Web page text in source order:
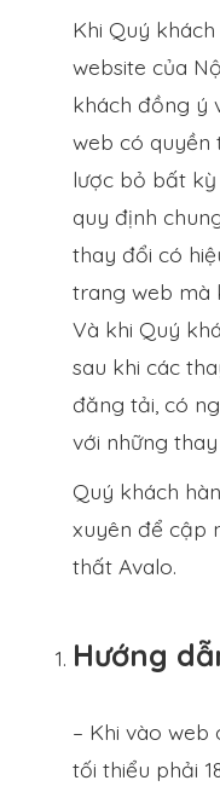
Khi Quý
website của
khách đồng ý
web có quyền
lược bỏ bất kỳ
quy định
thay đổi có
trang web mà
Và khi Quý
sau khi các
đăng tải, có
với những
Quý khách
xuyên để cập
thất Avalo.
Hướng
– Khi vào web
tối thiểu phải